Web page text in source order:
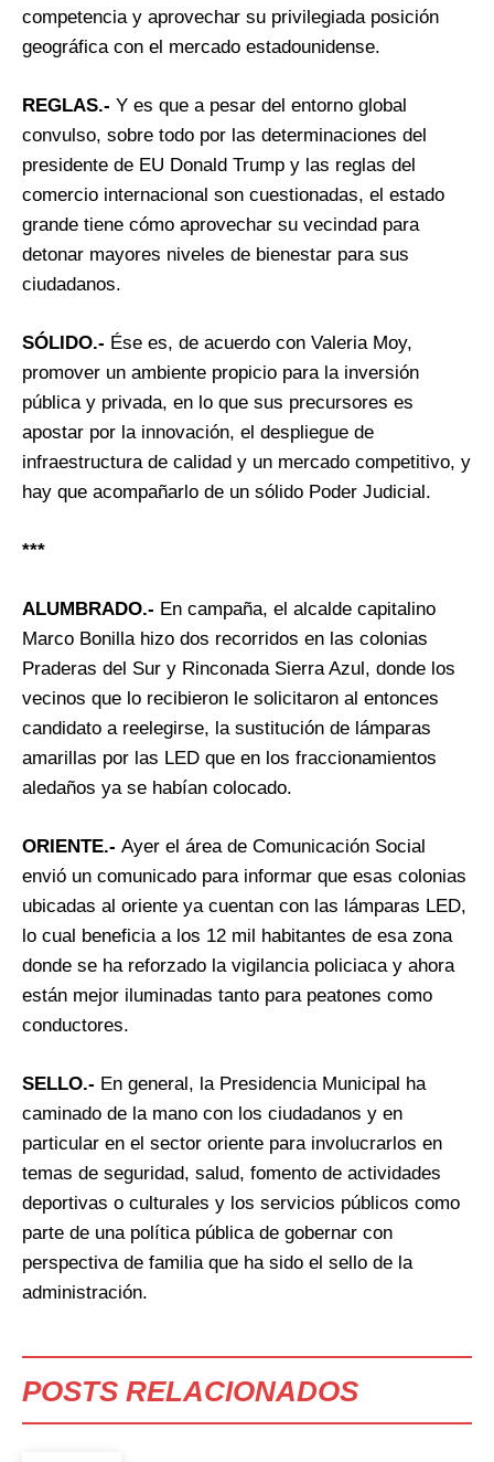
competencia y aprovechar su privilegiada posición
geográfica con el mercado estadounidense.
REGLAS.- Y es que a pesar del entorno global
convulso, sobre todo por las determinaciones del
presidente de EU Donald Trump y las reglas del
comercio internacional son cuestionadas, el estado
grande tiene cómo aprovechar su vecindad para
detonar mayores niveles de bienestar para sus
ciudadanos.
SÓLIDO.- Ése es, de acuerdo con Valeria Moy,
promover un ambiente propicio para la inversión
pública y privada, en lo que sus precursores es
apostar por la innovación, el despliegue de
infraestructura de calidad y un mercado competitivo, y
hay que acompañarlo de un sólido Poder Judicial.
***
ALUMBRADO.- En campaña, el alcalde capitalino
Marco Bonilla hizo dos recorridos en las colonias
Praderas del Sur y Rinconada Sierra Azul, donde los
vecinos que lo recibieron le solicitaron al entonces
candidato a reelegirse, la sustitución de lámparas
amarillas por las LED que en los fraccionamientos
aledaños ya se habían colocado.
ORIENTE.- Ayer el área de Comunicación Social
envió un comunicado para informar que esas colonias
ubicadas al oriente ya cuentan con las lámparas LED,
lo cual beneficia a los 12 mil habitantes de esa zona
donde se ha reforzado la vigilancia policiaca y ahora
están mejor iluminadas tanto para peatones como
conductores.
SELLO.- En general, la Presidencia Municipal ha
caminado de la mano con los ciudadanos y en
particular en el sector oriente para involucrarlos en
temas de seguridad, salud, fomento de actividades
deportivas o culturales y los servicios públicos como
parte de una política pública de gobernar con
perspectiva de familia que ha sido el sello de la
administración.
POSTS RELACIONADOS